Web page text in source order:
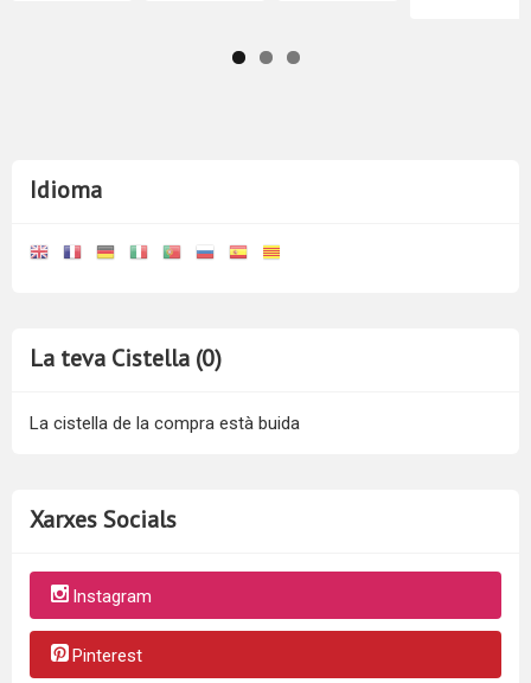
Idioma
La teva Cistella (0)
La cistella de la compra està buida
Xarxes Socials
Instagram
Pinterest